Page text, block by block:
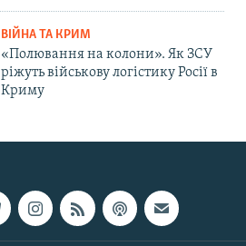
ВІЙНА ТА КРИМ
«Полювання на колони». Як ЗСУ
ріжуть військову логістику Росії в
Криму